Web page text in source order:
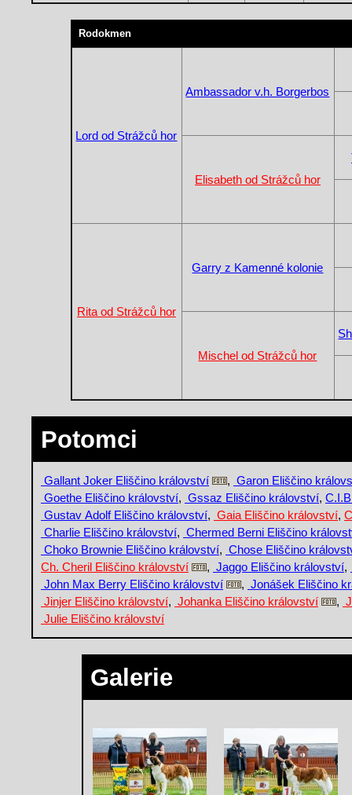
Rodokmen
Lord od Strážců hor
Ambassador v.h. Borgerbos
Elisabeth od Strážců hor
Rita od Strážců hor
Garry z Kamenné kolonie
Mischel od Strážců hor
Potomci
Gallant Joker Eliščino království , Garon Eliščino
Goethe Eliščino království, Gssaz Eliščino království,
Gustav Adolf Eliščino království, Gaia Eliščino království,
Charlie Eliščino království, Chermed Berni Eliščino
Choko Brownie Eliščino království, Chose Eliščino
Ch. Cheril Eliščino království
, Jaggo Eliščino království,
John Max Berry Eliščino království
, Jonášek Eliščino
Jinjer Eliščino království, Johanka Eliščino království ,
Julie Eliščino království
Galerie